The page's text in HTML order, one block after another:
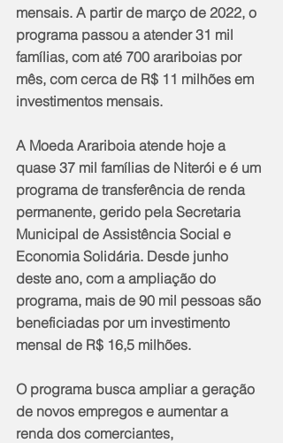
mensais. A partir de março de 2022, o
programa passou a atender 31 mil
famílias, com até 700 arariboias por
mês, com cerca de R$ 11 milhões em
investimentos mensais.
A Moeda Arariboia atende hoje a
quase 37 mil famílias de Niterói e é um
programa de transferência de renda
permanente, gerido pela Secretaria
Municipal de Assistência Social e
Economia Solidária. Desde junho
deste ano, com a ampliação do
programa, mais de 90 mil pessoas são
beneficiadas por um investimento
mensal de R$ 16,5 milhões.
O programa busca ampliar a geração
de novos empregos e aumentar a
renda dos comerciantes,